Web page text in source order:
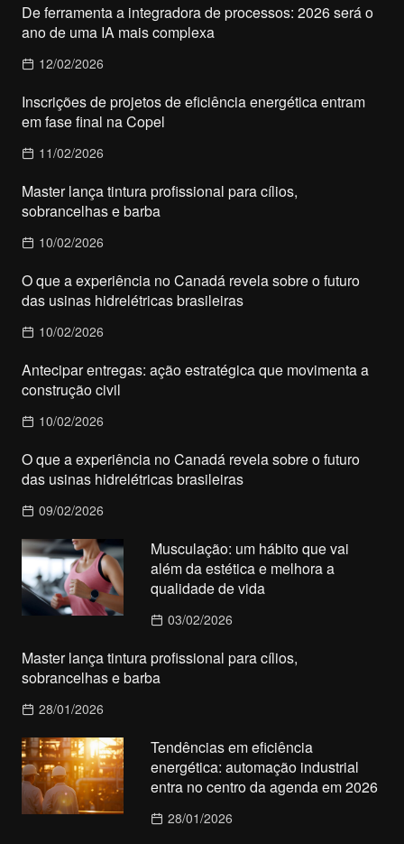
De ferramenta a integradora de processos: 2026 será o
ano de uma IA mais complexa
12/02/2026
Inscrições de projetos de eficiência energética entram
em fase final na Copel
11/02/2026
Master lança tintura profissional para cílios,
sobrancelhas e barba
10/02/2026
O que a experiência no Canadá revela sobre o futuro
das usinas hidrelétricas brasileiras
10/02/2026
Antecipar entregas: ação estratégica que movimenta a
construção civil
10/02/2026
O que a experiência no Canadá revela sobre o futuro
das usinas hidrelétricas brasileiras
09/02/2026
Musculação: um hábito que vai
além da estética e melhora a
qualidade de vida
03/02/2026
Master lança tintura profissional para cílios,
sobrancelhas e barba
28/01/2026
Tendências em eficiência
energética: automação industrial
entra no centro da agenda em 2026
28/01/2026